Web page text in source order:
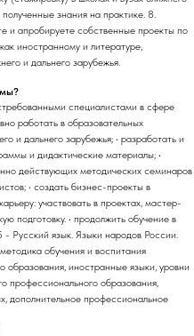
знания на практике. 8.
и апробируете собственные проекты по
иностранному и литературе,
и дальнего зарубежья.
специалистами в сфере
работать в образовательных
и дальнего зарубежья; • разработать и
и дидактические материалы; •
действующих методических семинаров
• создать бизнес-проекты в
участвовать в проектах, мастер-
подготовку. • продолжить обучение в
- Русский язык. Языки народов России.
обучения и воспитания
образования, иностранные языки, уровни
профессионального образования,
дополнительное профессиональное